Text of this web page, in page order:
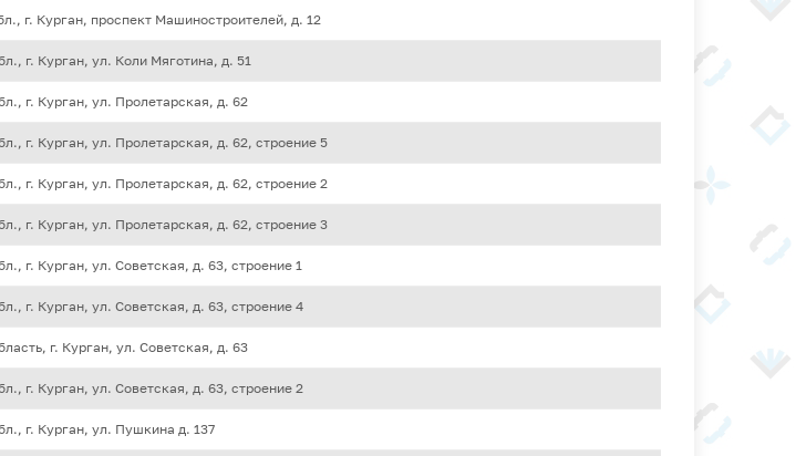
г. Курган, проспект Машиностроителей, д. 12
г. Курган, ул. ​Коли Мяготина, д. 51
г. Курган, ул. Пролетарская, д. 62
г. Курган, ул. Пролетарская, д. 62, строение 5
г. Курган, ул. Пролетарская, д. 62, строение 2
г. Курган, ул. Пролетарская, д. 62, строение 3
г. Курган, ул. ​Советская, д. 63, строение 1
г. Курган, ул. ​Советская, д. 63, строение 4
г. Курган, ул. ​Советская, д. 63
г. Курган, ул. ​Советская, д. 63, строение 2
г. Курган, ул. Пушкина ​д. 137